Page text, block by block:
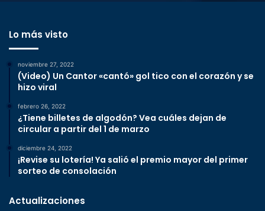
Lo más visto
noviembre 27, 2022
(Video) Un Cantor «cantó» gol tico con el corazón y se
hizo viral
febrero 26, 2022
¿Tiene billetes de algodón? Vea cuáles dejan de
circular a partir del 1 de marzo
diciembre 24, 2022
¡Revise su lotería! Ya salió el premio mayor del primer
sorteo de consolación
Actualizaciones